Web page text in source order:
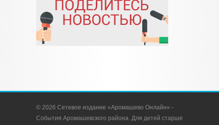
© 2026 Сетевое издание «Аромашево Онлайн» -
События Аромашевского района. Для детей старше